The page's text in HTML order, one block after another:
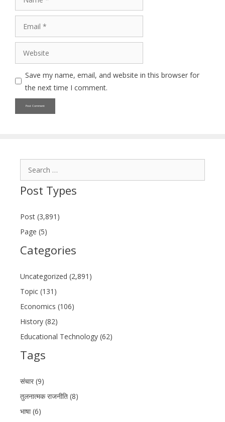
Website
Save my name, email, and website in this browser for
the next time I comment.
Post Types
Post (3,891)
Page (5)
Categories
Uncategorized (2,891)
Topic (131)
Economics (106)
History (82)
Educational Technology (62)
Tags
संचार (9)
तुलनात्मक राजनीति (8)
भाषा (6)